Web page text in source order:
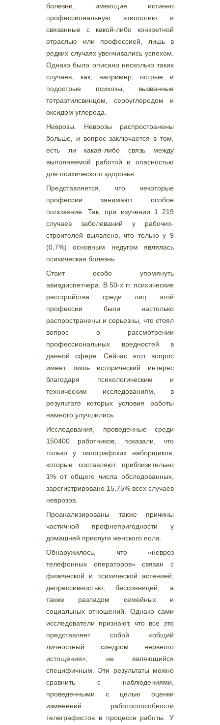
болезни, имеющие истинно
профессиональную этиологию и
связанные с какой-либо конкретной
отраслью или профессией, лишь в
редких случаях увенчивались успехом.
Однако было описано несколько таких
случаев, как, например, острые и
подострые психозы, вызванные
тетраэтилсвинцом, сероуглеродом и
оксидом углерода.
Неврозы. Неврозы распространены
больше, и вопрос заключается в том,
есть ли какая-либо связь между
выполняемой работой и опасностью
для психического здоровья.
Представляется, что некоторые
профессии занимают особое
положение. Так, при изучении 1 219
случаев заболеваний у рабочих-
строителей выявлено, что только у 9
(0,7%) основным недугом являлась
психическая болезнь.
Стоит особо упомянуть
авиадиспетчера. В 50-х гг. психические
расстройства среди лиц этой
профессии были настолько
распространены и серьезны, что стоял
вопрос о рассмотрении
профессиональных вредностей в
данной сфере. Сейчас этот вопрос
имеет лишь исторический интерес
благодаря психологическим и
техническим исследованиям, в
результате которых условия работы
намного улучшились.
Исследования, проведенные среди
150400 работников, показали, что
только у типографских наборщиков,
которые составляют приблизительно
1% от общего числа обследованных,
зарегистрировано 15,75% всех случаев
неврозов.
Проанализированы также причины
частичной профнепригодности у
домашней прислуги женского пола.
Обнаружилось, что «невроз
телефонных операторов» связан с
физической и психической астенией,
депрессивностью, бессонницей, а
также разладом семейных и
социальных отношений. Однако сами
исследователи признают, что все это
представляет собой «общий
личностный синдром нервного
истощения», не являющийся
специфичным. Эти результаты можно
сравнить с наблюдениями,
проведенными с целью оценки
изменений работоспособности
телеграфистов в процессе работы. У